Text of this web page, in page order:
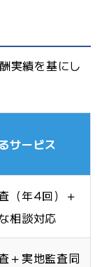
実績を基にし
サービス
（年4回）＋
相談対応
＋実地監査同